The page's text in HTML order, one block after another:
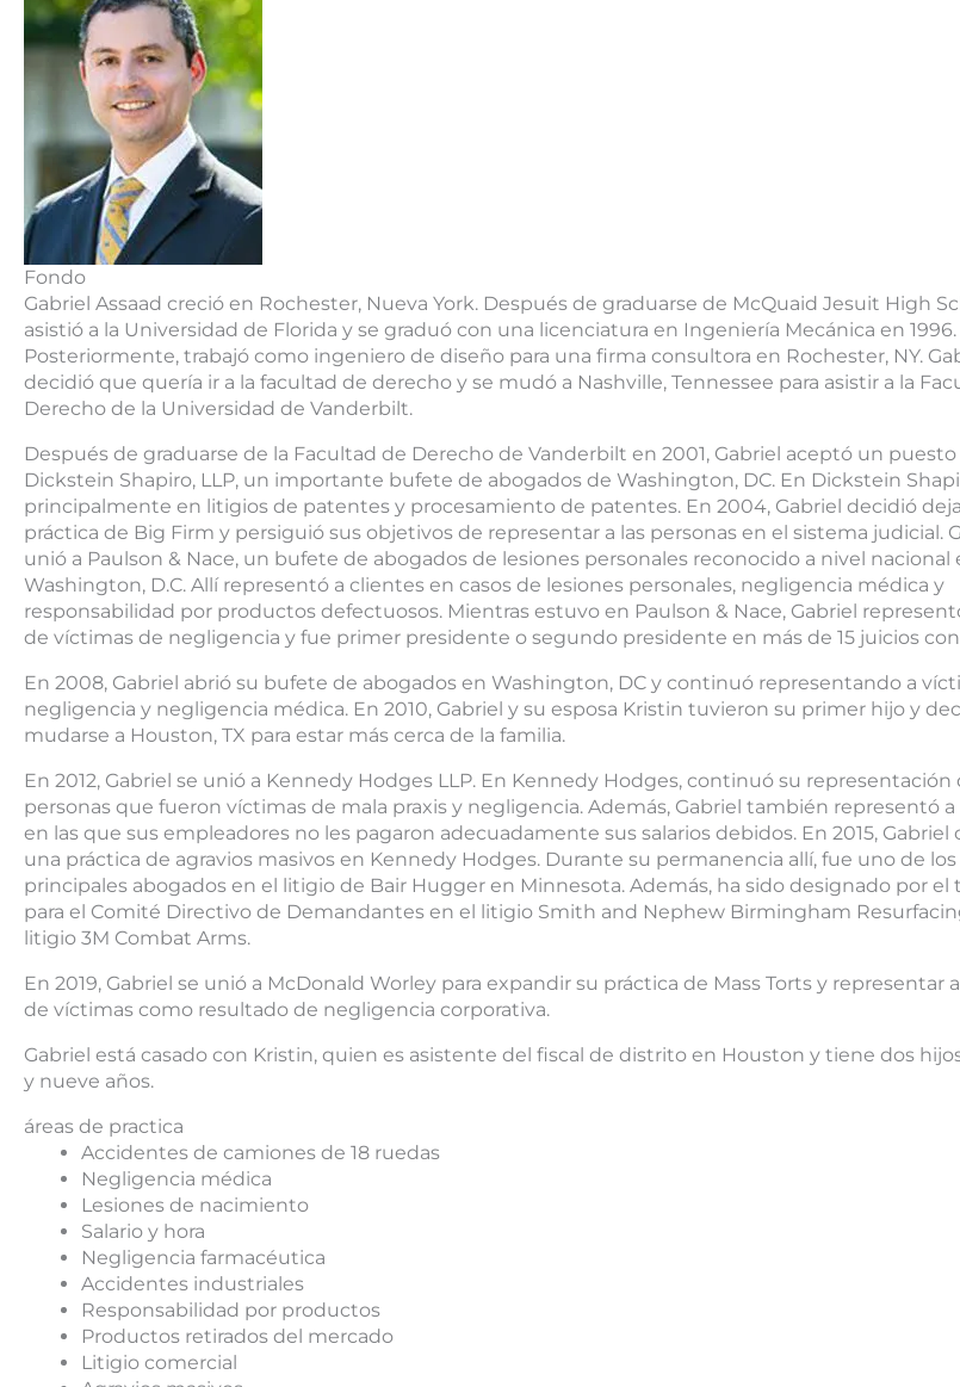
Fondo
Gabriel Assaad creció en Rochester, Nueva York. Después de graduarse de McQuaid Jesuit High
asistió a la Universidad de Florida y se graduó con una licenciatura en Ingeniería Mecánica en 1996.
Posteriormente, trabajó como ingeniero de diseño para una firma consultora en Rochester, NY.
decidió que quería ir a la facultad de derecho y se mudó a Nashville, Tennessee para asistir a la
Derecho de la Universidad de Vanderbilt.
Después de graduarse de la Facultad de Derecho de Vanderbilt en 2001, Gabriel aceptó un puesto
Dickstein Shapiro, LLP, un importante bufete de abogados de Washington, DC. En Dickstein
principalmente en litigios de patentes y procesamiento de patentes. En 2004, Gabriel decidió
práctica de Big Firm y persiguió sus objetivos de representar a las personas en el sistema judicial.
unió a Paulson & Nace, un bufete de abogados de lesiones personales reconocido a nivel nacional
Washington, D.C. Allí representó a clientes en casos de lesiones personales, negligencia médica y
responsabilidad por productos defectuosos. Mientras estuvo en Paulson & Nace, Gabriel
de víctimas de negligencia y fue primer presidente o segundo presidente en más de 15 juicios
En 2008, Gabriel abrió su bufete de abogados en Washington, DC y continuó representando a
negligencia y negligencia médica. En 2010, Gabriel y su esposa Kristin tuvieron su primer hijo y
mudarse a Houston, TX para estar más cerca de la familia.
En 2012, Gabriel se unió a Kennedy Hodges LLP. En Kennedy Hodges, continuó su representación
personas que fueron víctimas de mala praxis y negligencia. Además, Gabriel también representó a
en las que sus empleadores no les pagaron adecuadamente sus salarios debidos. En 2015, Gabriel
una práctica de agravios masivos en Kennedy Hodges. Durante su permanencia allí, fue uno de los
principales abogados en el litigio de Bair Hugger en Minnesota. Además, ha sido designado por el
para el Comité Directivo de Demandantes en el litigio Smith and Nephew Birmingham
litigio 3M Combat Arms.
En 2019, Gabriel se unió a McDonald Worley para expandir su práctica de Mass Torts y representar
de víctimas como resultado de negligencia corporativa.
Gabriel está casado con Kristin, quien es asistente del fiscal de distrito en Houston y tiene dos
y nueve años.
áreas de practica
Accidentes de camiones de 18 ruedas
Negligencia médica
Lesiones de nacimiento
Salario y hora
Negligencia farmacéutica
Accidentes industriales
Responsabilidad por productos
Productos retirados del mercado
Litigio comercial